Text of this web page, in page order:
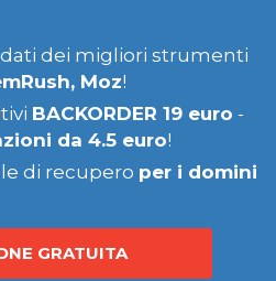
dei migliori strumenti
Moz!
BACKORDER 19 euro -
da 4.5 euro!
di recupero per i domini
GRATUITA